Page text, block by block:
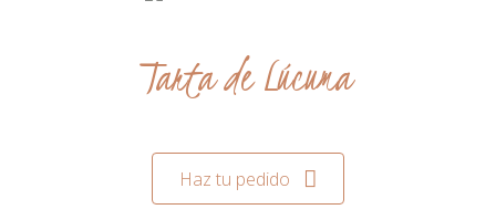
Tarta de Lúcuma
Haz tu pedido